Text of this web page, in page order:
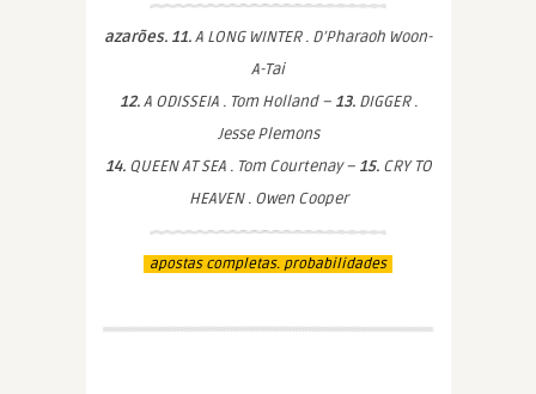
azarões. 11.A LONG WINTER . D’Pharaoh Woon-
A-Tai
12.A ODISSEIA . Tom Holland – 13.DIGGER .
Jesse Plemons
14.QUEEN AT SEA . Tom Courtenay – 15.CRY TO
HEAVEN . Owen Cooper
apostas completas. probabilidades